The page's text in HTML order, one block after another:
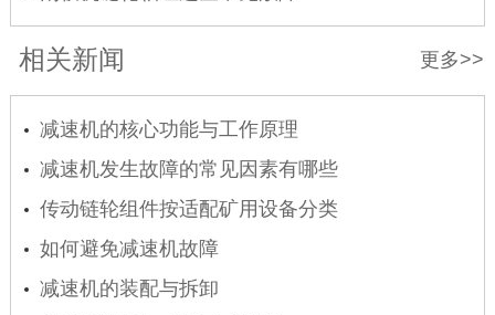
更多>>
相关新闻
减速机的核心功能与工作原理
减速机发生故障的常见因素有哪些
传动链轮组件按适配矿用设备分类
如何避免减速机故障
减速机的装配与拆卸